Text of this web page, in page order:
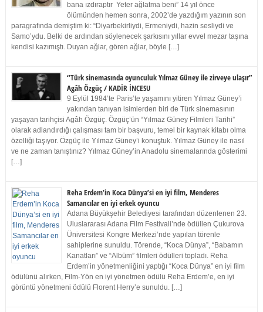
bana ızdıraptır Yeter ağlatma beni” 14 yıl önce
ölümünden hemen sonra, 2002’de yazdığım yazının son
paragrafında demiştim ki: “Diyarbekirliydi, Ermeniydi, hazin sesliydi ve
Samo’ydu. Belki de ardından söylenecek şarkısını yıllar evvel mezar taşına
kendisi kazımıştı. Duyan ağlar, gören ağlar, böyle […]
“Türk sinemasında oyunculuk Yılmaz Güney ile zirveye ulaşır”
Agâh Özgüç / KADİR İNCESU
9 Eylül 1984’te Paris’te yaşamını yitiren Yılmaz Güney’i
yakından tanıyan isimlerden biri de Türk sinemasının
yaşayan tarihçisi Agâh Özgüç. Özgüç’ün “Yılmaz Güney Filmleri Tarihi”
olarak adlandırdığı çalışması tam bir başvuru, temel bir kaynak kitabı olma
özelliği taşıyor. Özgüç ile Yılmaz Güney’i konuştuk. Yılmaz Güney ile nasıl
ve ne zaman tanıştınız? Yılmaz Güney’in Anadolu sinemalarında gösterimi
[…]
Reha Erdem’in Koca Dünya’si en iyi film, Menderes
Samancılar en iyi erkek oyuncu
Adana Büyükşehir Belediyesi tarafından düzenlenen 23.
Uluslararası Adana Film Festivali’nde ödüllen Çukurova
Üniversitesi Kongre Merkezi’nde yapılan törenle
sahiplerine sunuldu. Törende, “Koca Dünya”, “Babamın
Kanatları” ve “Albüm” filmleri ödülleri topladı. Reha
Erdem’in yönetmenliğini yaptığı “Koca Dünya” en iyi film
ödülünü alırken, Film-Yön en iyi yönetmen ödülü Reha Erdem’e, en iyi
görüntü yönetmeni ödülü Florent Herry’e sunuldu. […]